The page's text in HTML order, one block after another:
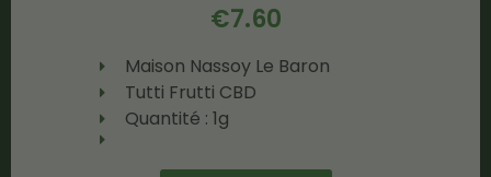
€7.60
Maison Nassoy Le Baron
Tutti Frutti CBD
Quantité : 1g